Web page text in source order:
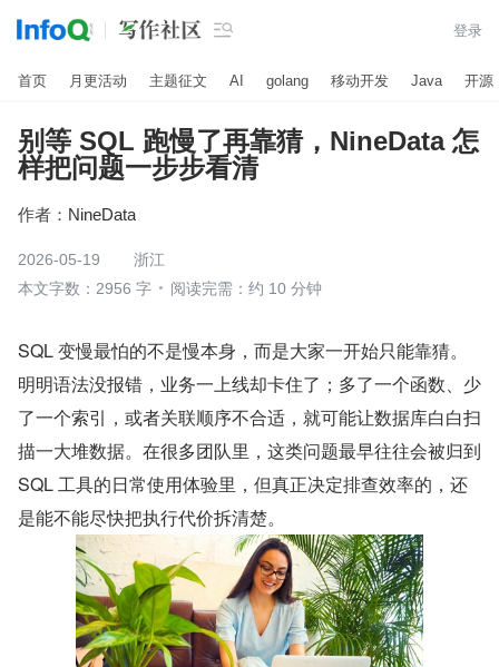
 登录
首页 月更活动 主题征文 AI golang 移动开发 Java 开源
别等 SQL 跑慢了再靠猜，NineData 怎
样把问题一步步看清
作者： NineData
2026-05-19
浙江
本文字数：2956 字
阅读完需：约 10 分钟
SQL 变慢最怕的不是慢本身，而是大家一开始只能靠猜。
明明语法没报错，业务一上线却卡住了；多了一个函数、少
了一个索引，或者关联顺序不合适，就可能让数据库白白扫
描一大堆数据。在很多团队里，这类问题最早往往会被归到
SQL 工具的日常使用体验里，但真正决定排查效率的，还
是能不能尽快把执行代价拆清楚。